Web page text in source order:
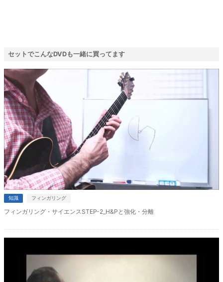
Bメロ
Bメロの終尾
Aメロ・リプライズ部
間奏
イントロ
コーダ
構成
セットでこんなDVDも一緒に買ってます
知識 フィンガリング
フィンガリング・サイエンスSTEP-2_H&Pと強化・分離